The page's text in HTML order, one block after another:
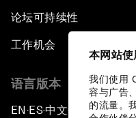
本网站
我们使用
容与广告
的流量。
论坛可持续性
工作机会
语言版本
EN ▪ES▪中文▪ 日本語